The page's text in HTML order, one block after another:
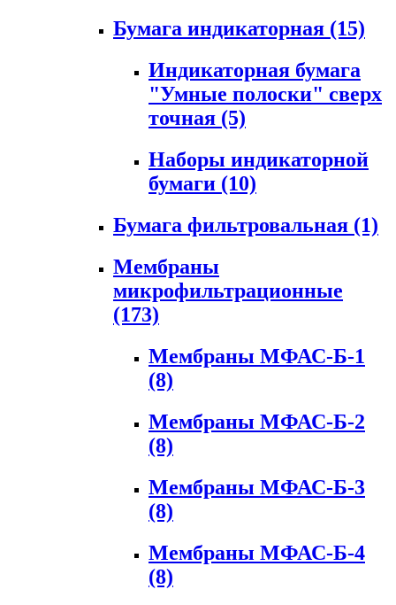
Бумага индикаторная (15)
Индикаторная бумага
"Умные полоски" сверх
точная (5)
Наборы индикаторной
бумаги (10)
Бумага фильтровальная (1)
Мембраны
микрофильтрационные
(173)
Мембраны МФАС-Б-1
(8)
Мембраны МФАС-Б-2
(8)
Мембраны МФАС-Б-3
(8)
Мембраны МФАС-Б-4
(8)